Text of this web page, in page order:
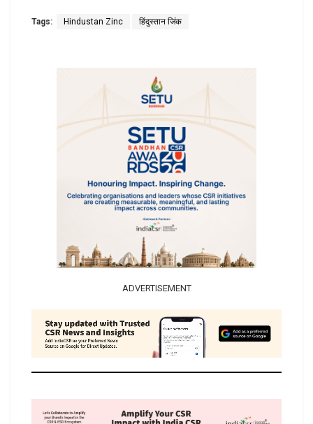
Tags: Hindustan Zinc हिंदुस्तान जिंक
ADVERTISEMENT